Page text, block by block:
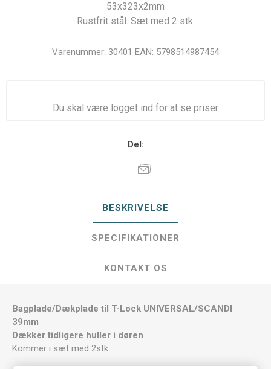
53x323x2mm
Rustfrit stål. Sæt med 2 stk.
Varenummer: 30401 EAN: 5798514987454
Du skal være logget ind for at se priser
Del:
BESKRIVELSE
SPECIFIKATIONER
KONTAKT OS
Bagplade/Dækplade til T-Lock UNIVERSAL/SCANDI
39mm
Dækker tidligere huller i døren
Kommer i sæt med 2stk.